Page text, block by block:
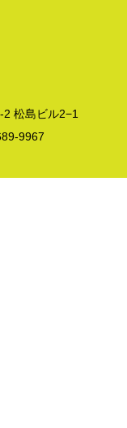
松島ビル2−1
9967